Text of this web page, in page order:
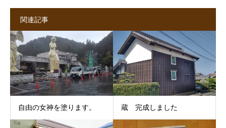
関連記事
自由の女神を塗ります。 蔵 完成しました